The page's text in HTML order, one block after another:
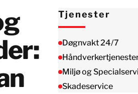
Malaysia
BELFOR DeHaDe
Tjenester
Døgnvakt 24/7
Miljø og
Skadeservice